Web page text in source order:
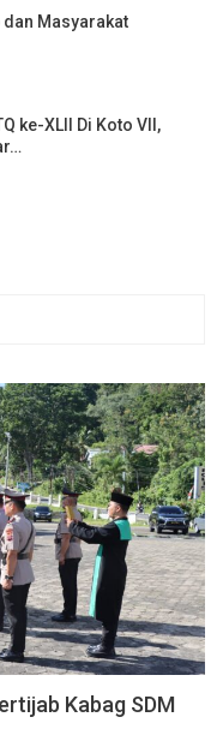
dan Masyarakat
ke-XLII Di Koto VII,
Kabag SDM